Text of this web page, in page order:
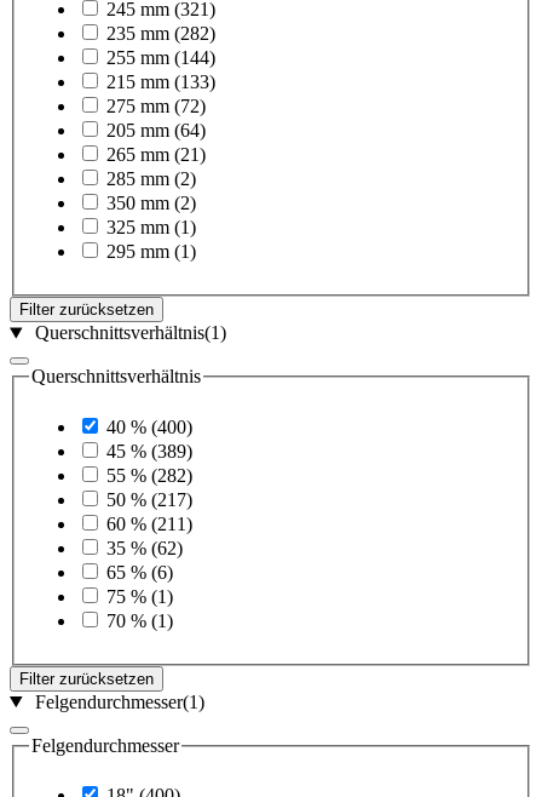
245 mm (321)
235 mm (282)
255 mm (144)
215 mm (133)
275 mm (72)
205 mm (64)
265 mm (21)
285 mm (2)
350 mm (2)
325 mm (1)
295 mm (1)
Filter zurücksetzen
Querschnittsverhältnis(1)
Querschnittsverhältnis
40 % (400)
45 % (389)
55 % (282)
50 % (217)
60 % (211)
35 % (62)
65 % (6)
75 % (1)
70 % (1)
Filter zurücksetzen
Felgendurchmesser(1)
Felgendurchmesser